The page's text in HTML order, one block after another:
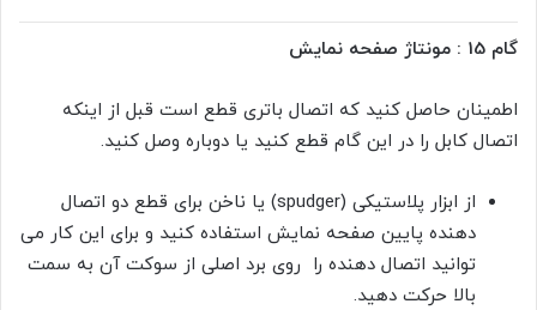
گام 15 : مونتاژ صفحه نمایش
اطمینان حاصل کنید که اتصال باتری قطع است قبل از اینکه
اتصال کابل را در این گام قطع کنید یا دوباره وصل کنید.
از ابزار پلاستیکی (spudger) یا ناخن برای قطع دو اتصال
دهنده پایین صفحه نمایش استفاده کنید و برای این کار می
توانید اتصال دهنده را روی برد اصلی از سوکت آن به سمت
بالا حرکت دهید.